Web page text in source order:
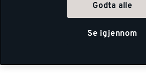
Godta alle
Se igjennom